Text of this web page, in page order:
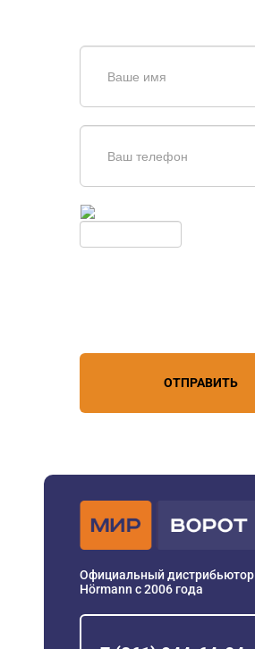
ОТПРАВИТЬ
Официальный дистрибьютор
Hörmann с 2006 года